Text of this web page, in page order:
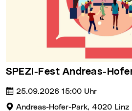
SPEZI-Fest Andreas-
Termin:
25.09.2026 Uhrzeit :
15:00 Uhr
Veranstaltungsort:
Andreas-Hofer-Park, 4020 Linz